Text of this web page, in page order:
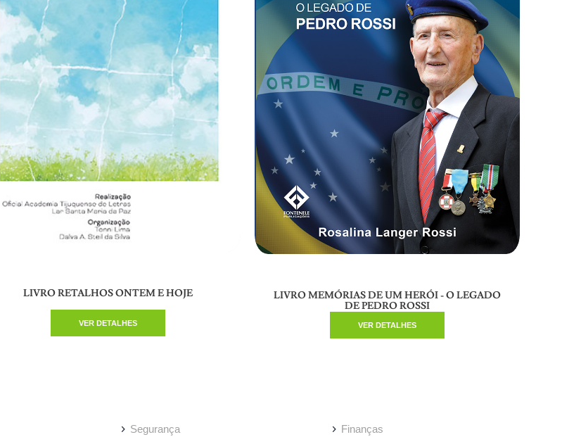
LIVRO RETALHOS ONTEM E HOJE
VER DETALHES
LIVRO MEMÓRIAS DE UM HERÓI - O LEGADO
DE PEDRO ROSSI
VER DETALHES
Segurança Finanças